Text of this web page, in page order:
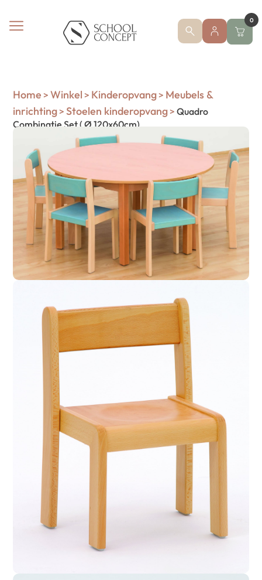
0
Home > Winkel > Kinderopvang> Meubels &
inrichting> Stoelen kinderopvang> Quadro
Combinatie Set ( Ø 120x60cm)